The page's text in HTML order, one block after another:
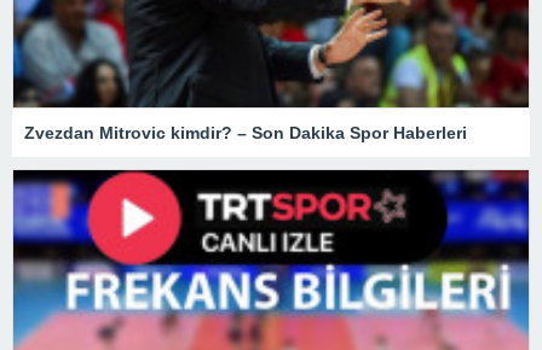
Zvezdan Mitrovic kimdir? – Son Dakika Spor Haberleri